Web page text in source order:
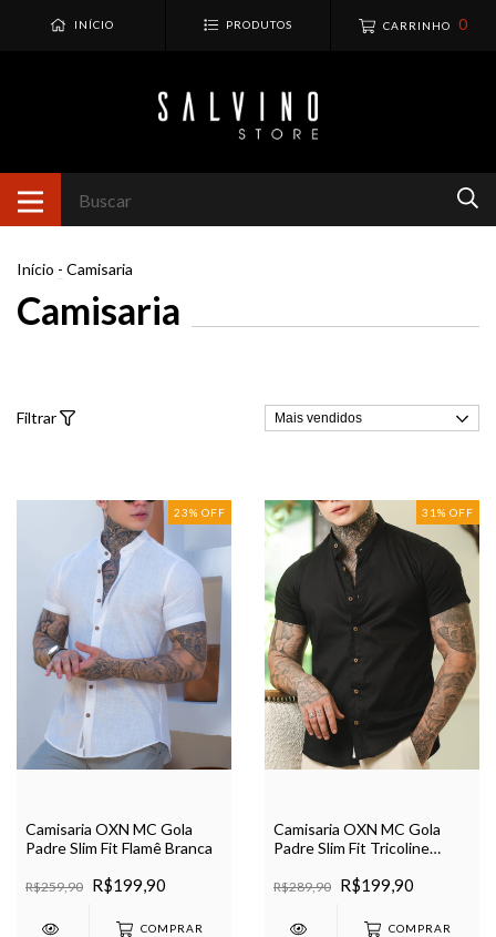
INÍCIO PRODUTOS CARRINHO 0
Início - Camisaria
Camisaria
Filtrar
23% OFF
Camisaria OXN MC Gola
Padre Slim Fit Flamê Branca
R$259,90 R$199,90
COMPRAR
31 % OFF
Camisaria OXN MC Gola
Padre Slim Fit Tricoline
R$289,90 R$199,90
COMPRAR